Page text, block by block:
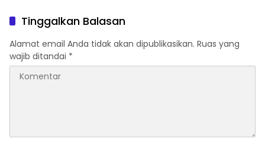
Tinggalkan Balasan
Alamat email Anda tidak akan dipublikasikan. Ruas yang
wajib ditandai *